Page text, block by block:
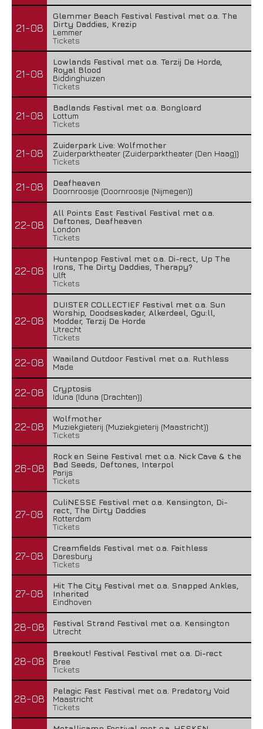
21-08
Glemmer Beach Festival Festival met o.a. The
Dirty Daddies, Krezip
Lemmer
Tickets
21-08
Lowlands Festival met o.a. Terzij De Horde,
Royal Blood
Biddinghuizen
Tickets
21-08
Badlands Festival met o.a. Bongloard
Lottum
Tickets
21-08
Zuiderpark Live: Wolfmother
Zuiderparktheater (Zuiderparktheater (Den Haag))
Tickets
21-08
Deafheaven
Doornroosje (Doornroosje (Nijmegen))
22-08
All Points East Festival Festival met o.a.
Deftones, Deafheaven
London
Tickets
22-08
Huntenpop Festival met o.a. Di-rect, Up The
Irons, The Dirty Daddies, Therapy?
Ulft
Tickets
22-08
DUISTER COLLECTIEF Festival met o.a. Sun
Worship, Doodseskader, Alkerdeel, Ggu:ll,
Modder, Terzij De Horde
Utrecht
Tickets
22-08
Waailand Outdoor Festival met o.a. Ruthless
Made
22-08
Cryptosis
Iduna (Iduna (Drachten))
22-08
Wolfmother
Muziekgieterij (Muziekgieterij (Maastricht))
Tickets
26-08
Rock en Seine Festival met o.a. Nick Cave & the
Bad Seeds, Deftones, Interpol
Parijs
Tickets
27-08
CuliNESSE Festival met o.a. Kensington, Di-
rect, The Dirty Daddies
Rotterdam
Tickets
27-08
Creamfields Festival met o.a. Faithless
Daresbury
Tickets
27-08
Hit The City Festival met o.a. Snapped Ankles,
Inherited
Eindhoven
28-08
Festival Strand Festival met o.a. Kensington
Utrecht
28-08
Breekout! Festival Festival met o.a. Di-rect
Bree
Tickets
28-08
Pelagic Fest Festival met o.a. Predatory Void
Maastricht
Tickets